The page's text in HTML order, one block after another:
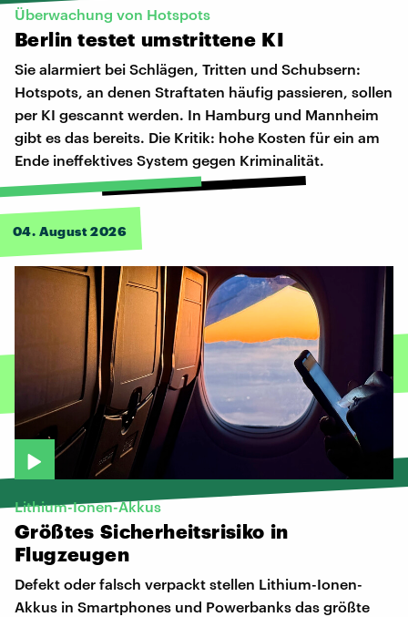
Überwachung von Hotspots
Berlin testet umstrittene KI
Sie alarmiert bei Schlägen, Tritten und Schubsern:
Hotspots, an denen Straftaten häufig passieren, sollen
per KI gescannt werden. In Hamburg und Mannheim
gibt es das bereits. Die Kritik: hohe Kosten für ein am
Ende ineffektives System gegen Kriminalität.
04. August 2026
Lithium-Ionen-Akkus
Größtes Sicherheitsrisiko in
Flugzeugen
Defekt oder falsch verpackt stellen Lithium-Ionen-
Akkus in Smartphones und Powerbanks das größte